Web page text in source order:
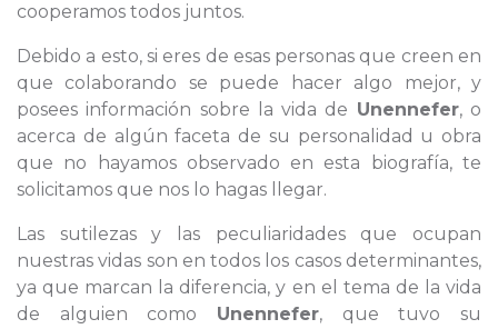
cooperamos todos juntos.
Debido a esto, si eres de esas personas que creen en
que colaborando se puede hacer algo mejor, y
posees información sobre la vida de Unennefer, o
acerca de algún faceta de su personalidad u obra
que no hayamos observado en esta biografía, te
solicitamos que nos lo hagas llegar.
Las sutilezas y las peculiaridades que ocupan
nuestras vidas son en todos los casos determinantes,
ya que marcan la diferencia, y en el tema de la vida
de alguien como Unennefer, que tuvo su